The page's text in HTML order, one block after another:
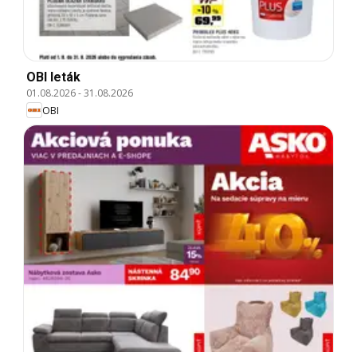
OBI leták
01.08.2026-31.08.2026
OBI